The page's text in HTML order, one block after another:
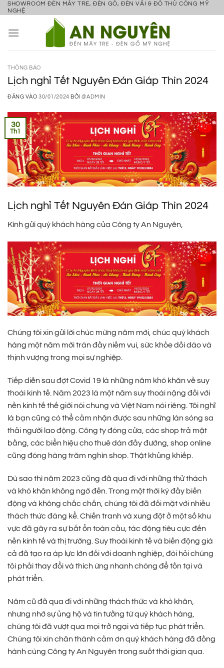
Bỏ
nội
SHOWROOM ĐÈN MÂY TRE, ĐÈN GỖ, ĐÈN VẢI & ĐỒ THỦ CÔNG MỸ
NGHỆ
THÔNG BÁO
Lịch nghỉ Tết Nguyên Đán Giáp Thìn 2024
ĐĂNG VÀO30/01/2024 BỞI@ADMIN
30
Th1
Lịch nghỉ Tết Nguyên Đán Giáp Thìn 2024
Kính gửi quý khách hàng của Công ty An Nguyên,
Chúng tôi xin gửi lời chúc mừng năm mới, chúc quý khách
hàng một năm mới tràn đầy niềm vui, sức khỏe dồi dào và
thịnh vượng trong mọi sự nghiệp.
Tiếp diễn sau đợt Covid 19 là những năm khó khăn về suy
thoái kinh tế. Năm 2023 là một năm suy thoái nặng đối với
nền kinh tế thế giới nói chung và Việt Nam nói riêng. Tôi nghĩ
là bạn cũng có thể cảm nhận được sau những làn sóng sa
thải người lao động. Công ty đóng cửa, các shop trả mặt
bằng, các biển hiệu cho thuê dán đầy đường, shop online
cũng đóng hàng trăm nghìn shop. Thật khủng khiếp.
Dù sao thì năm 2023 cũng đã qua đi với những thử thách
và khó khăn không ngờ đến. Trong một thời kỳ đầy biến
động và không chắc chắn, chúng tôi đã đối mặt với nhiều
thách thức đáng kể. Chiến tranh và xung đột ở một số khu
vực đã gây ra sự bất ổn toàn cầu, tác động tiêu cực đến
nền kinh tế và thị trường. Suy thoái kinh tế và biến động giá
cả đã tạo ra áp lực lớn đối với doanh nghiệp, đòi hỏi chúng
tôi phải thay đổi và thích ứng nhanh chóng để tồn tại và
phát triển.
Năm cũ đã qua đi với những thách thức và khó khăn,
nhưng nhờ sự ủng hộ và tin tưởng từ quý khách hàng,
chúng tôi đã vượt qua mọi trở ngại và tiếp tục phát triển.
Chúng tôi xin chân thành cảm ơn quý khách hàng đã đồng
hành cùng Công ty An Nguyên trong suốt thời gian qua.